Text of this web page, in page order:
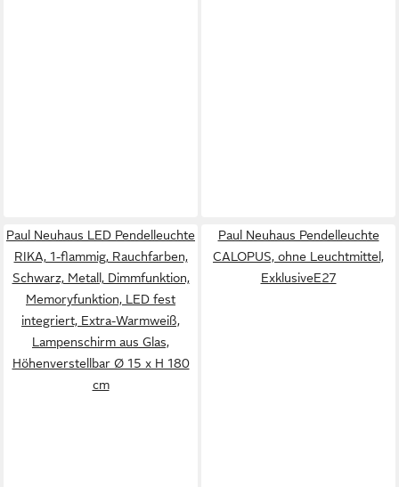
Paul Neuhaus LED Pendelleuchte
RIKA, 1-flammig, Rauchfarben,
Schwarz, Metall, Dimmfunktion,
Memoryfunktion, LED fest
integriert, Extra-Warmweiß,
Lampenschirm aus Glas,
Höhenverstellbar Ø 15 x H 180
cm
Paul Neuhaus Pendelleuchte
CALOPUS, ohne Leuchtmittel,
ExklusiveE27